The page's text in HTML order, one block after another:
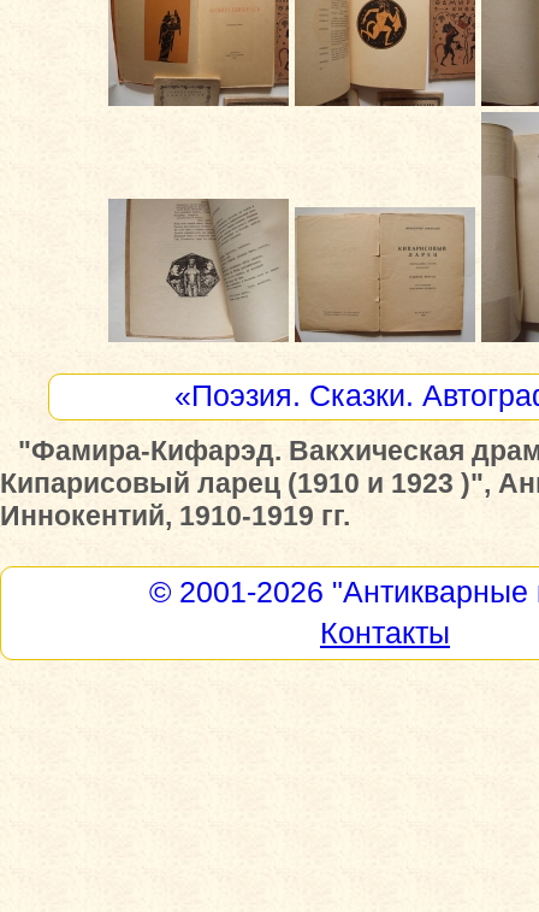
«Поэзия. Сказки.
"Фамира-Кифарэд. Вакхическая
Кипарисовый ларец (1910 и 1923 )",
Иннокентий, 1910-1919 гг.
© 2001-2026 "Антикварные
Контакты